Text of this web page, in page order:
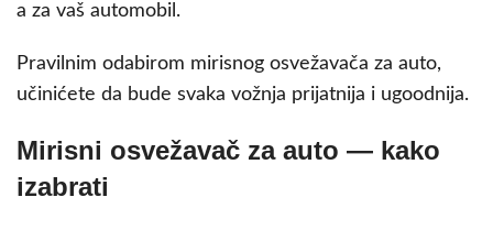
a za vaš automobil.
Pravilnim odabirom mirisnog osvežavača za auto,
učinićete da bude svaka vožnja prijatnija i ugoodnija.
Mirisni osvežavač za auto — kako
izabrati